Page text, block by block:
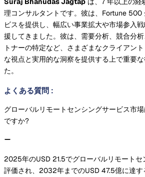
理コンサルタントです。彼は、Fortune 500
ビスを提供し、幅広い事業拡大や市場参入
援してきました。彼は、需要分析、競合分
トナーの特定など、さまざまなクライアン
な視点と実用的な洞察を提供する上で重要
た。
よくある質問 :
グローバルリモートセンシングサービス市
ですか?
2025年のUSD 21.5でグローバルリモート
評価され、2032年までのUSD 47.5億に達す